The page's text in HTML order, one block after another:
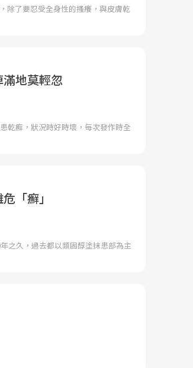
除了要忍受全身性的搔癢，與皮膚乾
地莫輕忽
乾癬，狀況時好時壞，每次發作時全
「癬」
之久，過去都以類固醇塗抹患部為主